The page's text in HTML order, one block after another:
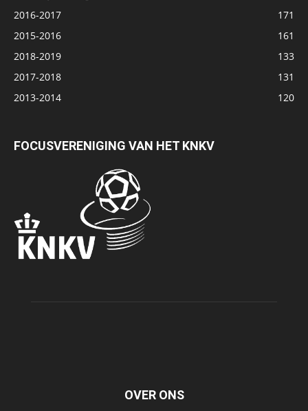
2016-2017
171
2015-2016
161
2018-2019
133
2017-2018
131
2013-2014
120
FOCUSVERENIGING VAN HET KNKV
OVER ONS